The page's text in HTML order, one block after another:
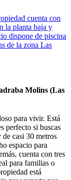
Molins (Las
para vivir. Está
perfecto si buscas
casi 30 metros
espacio para
cuenta con tres
para familias o
está